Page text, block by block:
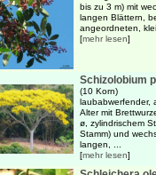
bis zu 3 m) mit
langen Blättern,
angeordneten,
[mehr lesen]
Schizolobium
(10 Korn)
laubabwerfender,
Alter mit
ø, zylindrischem
Stamm) und
langen, ...
[mehr lesen]